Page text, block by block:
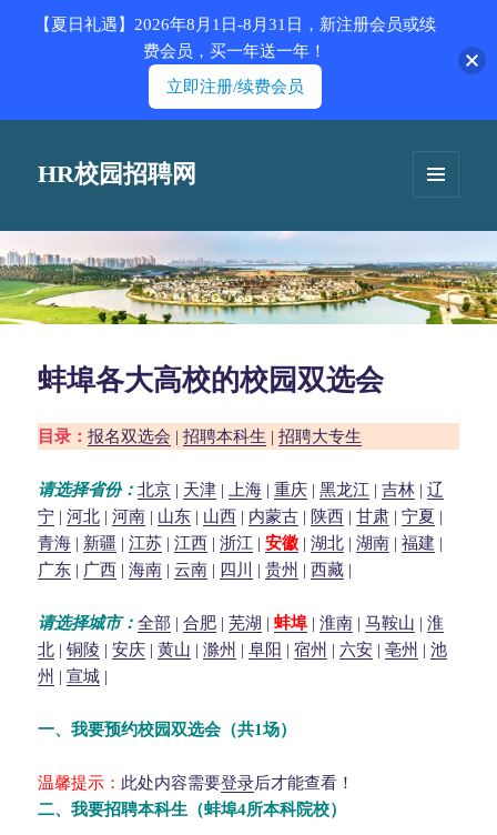
HR校园招聘网
蚌埠各大高校的校园双选会
目录：报名双选会 |招聘本科生 |招聘大专生
请选择省份：北京 | 天津 | 上海 |重庆 |黑龙江 |吉林 |辽
宁 |河北 |河南 | 山东 | 山西 | 内蒙古 | 陕西 |甘肃 |宁夏 |
青海 | 新疆 |江苏 |江西 |浙江 |安徽 |湖北 |湖南 |福建 |
广东 | 广西 |海南 |云南 | 四川 |贵州 |西藏 |
请选择城市：全部 |合肥 |芜湖 |蚌埠|淮南 |马鞍山 |淮
北 |铜陵 |安庆 |黄山 |滁州 |阜阳 |宿州 | 六安 |亳州 |池
州 |宣城 |
一、我要预约校园双选会（共1场）
温馨提示： 此处内容需要登录后才能查看！
二、我要招聘本科生（蚌埠4所本科院校）
【夏日礼遇】2026年8月1日-8月31日，新注册会员或续
费会员，买一年送一年！
立即注册/续费会员